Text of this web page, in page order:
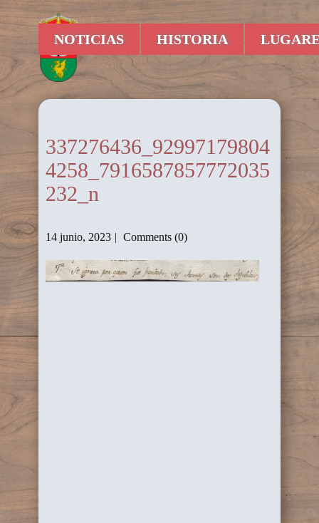
NOTICIAS HISTORIA
337276436_92997179804
4258_7916587857772035
232_n
14 junio, 2023 Comments (0)